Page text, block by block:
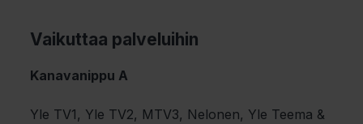
Vaikuttaa palveluihin
Kanavanippu A
Yle TV1, Yle TV2, MTV3, Nelonen, Yle Teema &